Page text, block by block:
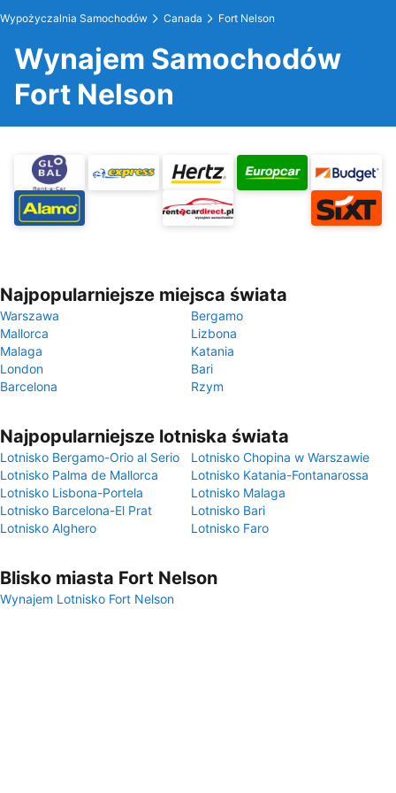
Wypożyczalnia Samochodów Canada Fort Nelson
Wynajem Samochodów
Fort Nelson
Najpopularniejsze miejsca świata
Warszawa
Bergamo
Mallorca
Lizbona
Malaga
Katania
London
Bari
Barcelona
Rzym
Najpopularniejsze lotniska świata
Lotnisko Bergamo-Orio al Serio
Lotnisko Chopina w Warszawie
Lotnisko Palma de Mallorca
Lotnisko Katania-Fontanarossa
Lotnisko Lisbona-Portela
Lotnisko Malaga
Lotnisko Barcelona-El Prat
Lotnisko Bari
Lotnisko Alghero
Lotnisko Faro
Blisko miasta Fort Nelson
Wynajem Lotnisko Fort Nelson